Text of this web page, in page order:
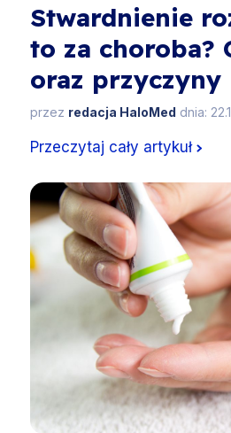
Stwardnienie
to za choroba?
oraz przyczyny
przez redacja HaloMed dnia:
Przeczytaj cały artykuł